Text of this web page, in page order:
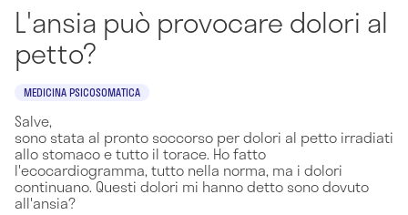
L'ansia può provocare dolori al
petto?
MEDICINA PSICOSOMATICA
Salve,
sono stata al pronto soccorso per dolori al petto irradiati
allo stomaco e tutto il torace. Ho fatto
l'ecocardiogramma, tutto nella norma, ma i dolori
continuano. Questi dolori mi hanno detto sono dovuto
all'ansia?